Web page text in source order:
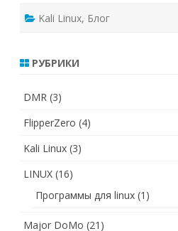
Kali Linux, Блог
РУБРИКИ
DMR (3)
FlipperZero (4)
Kali Linux (3)
LINUX (16)
Программы для linux (1)
Major DoMo (21)